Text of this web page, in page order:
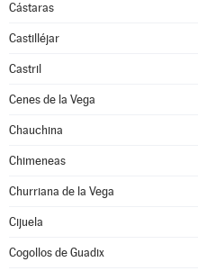
Cástaras
Castilléjar
Castril
Cenes de la Vega
Chauchina
Chimeneas
Churriana de la Vega
Cijuela
Cogollos de Guadix